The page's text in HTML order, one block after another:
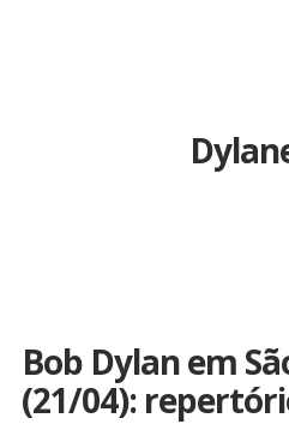
Bob Dylan em
(21/04):